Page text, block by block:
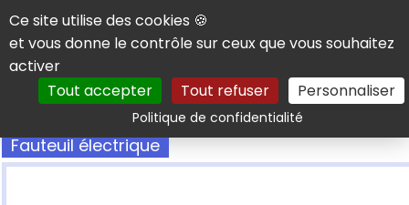
Panneau de gestion des cookies
Ce site utilise des cookies 🍪
et vous donne le contrôle sur ceux que vous souhaitez
activer
Tout accepter
Tout refuser Personnaliser
Politique de confidentialitéRechercher
Fauteuil électrique